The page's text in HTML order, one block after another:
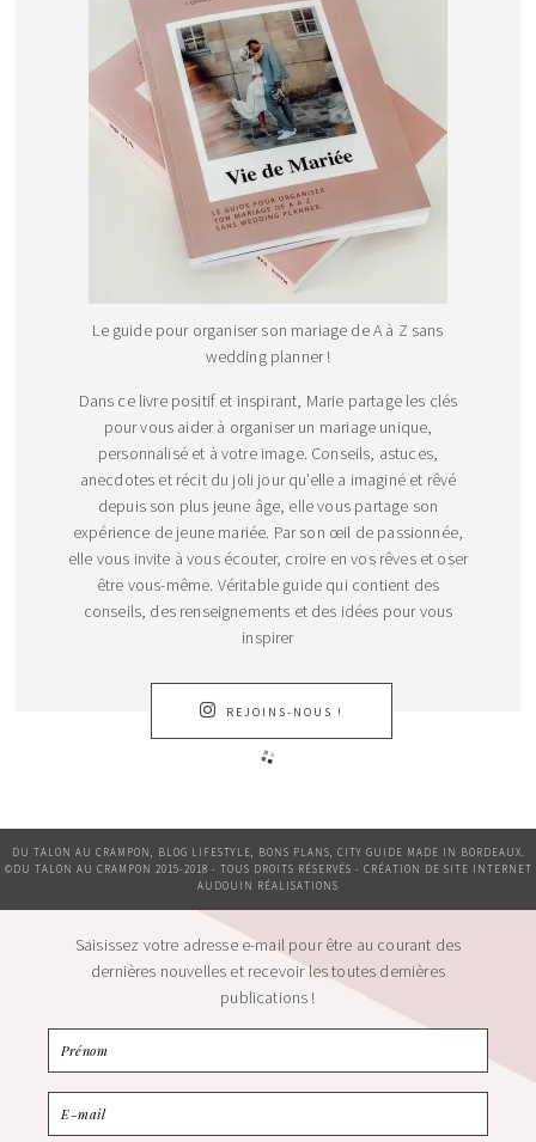
Le guide pour organiser son mariage de A à Z sans
wedding planner !
Dans ce livre positif et inspirant, Marie partage les clés
pour vous aider à organiser un mariage unique,
personnalisé et à votre image. Conseils, astuces,
anecdotes et récit du joli jour qu’elle a imaginé et rêvé
depuis son plus jeune âge, elle vous partage son
expérience de jeune mariée. Par son œil de passionnée,
elle vous invite à vous écouter, croire en vos rêves et oser
être vous-même. Véritable guide qui contient des
conseils, des renseignements et des idées pour vous
inspirer
REJOINS-NOUS !
DU TALON AU CRAMPON, BLOG LIFESTYLE, BONS PLANS, CITY GUIDE MADE IN BORDEAUX.
©DU TALON AU CRAMPON 2015-2018 - TOUS DROITS RÉSERVÉS - CRÉATION DE SITE INTERNET
AUDOUIN RÉALISATIONS
Saisissez votre adresse e-mail pour être au courant des
dernières nouvelles et recevoir les toutes dernières
publications !